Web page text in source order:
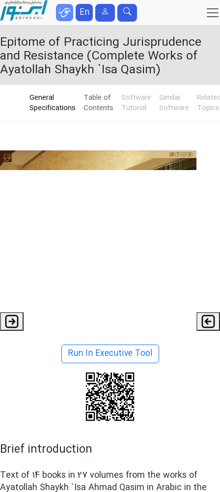
En
Epitome of Practicing Jurisprudence
and Resistance (Complete Works of
Ayatollah Shaykh `Isa Qasim)
General
Specifications
Table of
Contents
Software
Tutorial
Similar
Software
Topics
Run In Executive Tool
Brief introduction
Text of 14 books in 27 volumes from the works of
Ayatollah Shaykh `Isa Ahmad Qasim in Arabic in the